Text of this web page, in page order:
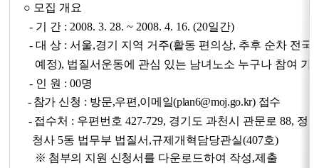
○ 모집 개요
- 기 간 : 2008. 3. 28. ~ 2008. 4. 16. (20일간)
- 대 상 : 서울,경기 지역 거주(활동 편의상, 추후 순차 전국
예정), 법질서운동에 관심 있는 남녀노소 누구나 참여 가
- 인 원 : 00명
-참가 신청 : 방문,우편,이메일(plan6@moj.go.kr) 접수
-접수처 : 우편번호 427-729, 경기도 과천시 관문로 88, 정
청사 5동 법무부 법질서,규제개혁담당관실(407호)
※ 첨부의 지원 신청서를 다운로드하여 작성,제출